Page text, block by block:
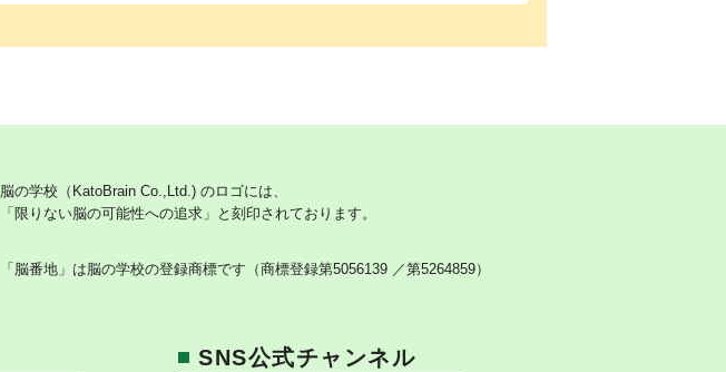
脳の学校（KatoBrain Co.,Ltd.) のロゴには、
「限りない脳の可能性への追求」と刻印されております。
「脳番地」は脳の学校の登録商標です （商標登録第5056139 ／第5264859）
SNS公式チャンネル